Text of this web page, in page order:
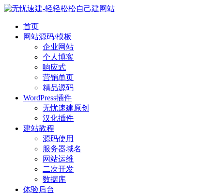
首页
网站源码/模板
企业网站
个人博客
响应式
营销单页
精品源码
WordPress插件
无忧速建原创
汉化插件
建站教程
源码使用
服务器域名
网站运维
二次开发
数据库
体验后台